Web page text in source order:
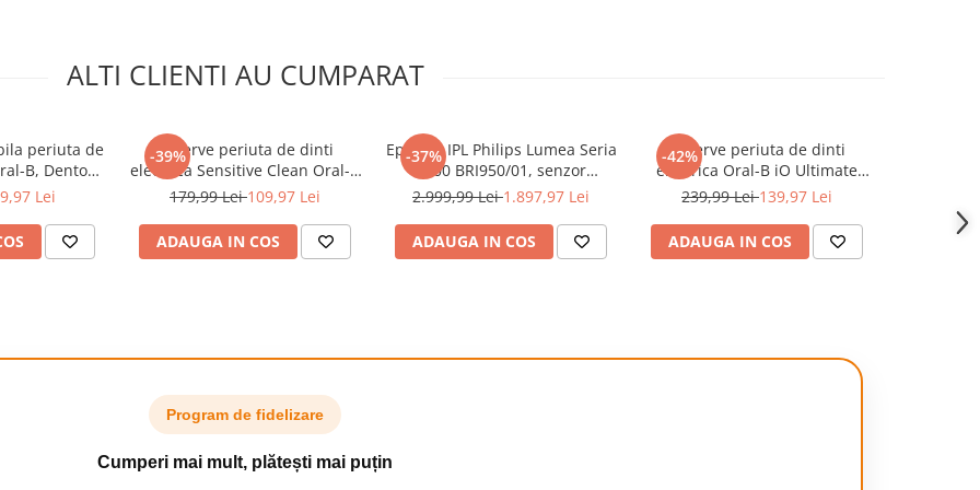
ALTI CLIENTI AU CUMPARAT
periuta de
B, Dentos
bucati, Alb
Lei
-39%
Rezerve periuta de dinti
electrica Sensitive Clean Oral-B
Pro, 10 buc
179,99 Lei109,97 Lei
ADAUGA IN COS
-37%
Epilator IPL Philips Lumea Seria
9900 BRI950/01, senzor
SmartSkin, conectare la
utilizare cu sau fara fir, 450.000
impusuri, accesorii: fata, corp,
2.999,99 Lei1.897,97 Lei
ADAUGA IN COS
-42%
Rezerve periuta de dinti
electrica Oral-B iO Ultimate
Clean, compatibile doar cu
239,99 Lei139,97 Lei
ADAUGA IN COS
Program de fidelizare
Cumperi mai mult, plătești mai puțin